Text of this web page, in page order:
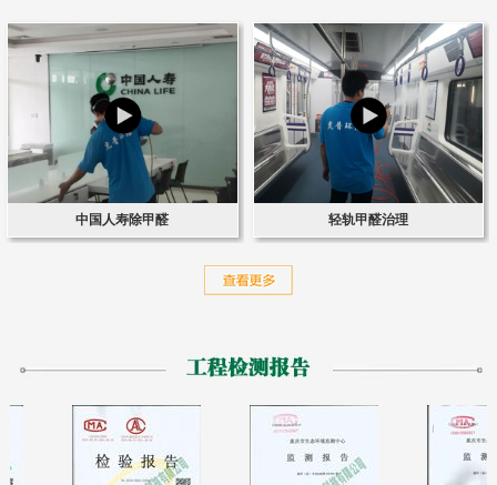
中国人寿除甲醛 轻轨甲醛治理